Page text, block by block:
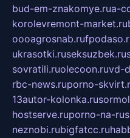
bud-em-znakomye.rua-
korolevremont-market.ru
oooagrosnab.ru
ukrasotki.ruseksuzbek.ru
sovratili.ruolecoon.ruvd-
rbc-news.ruporno-
13autor-kolonka.ru
hostserve.ruporno-na-
neznobi.rubigfatcc.ru